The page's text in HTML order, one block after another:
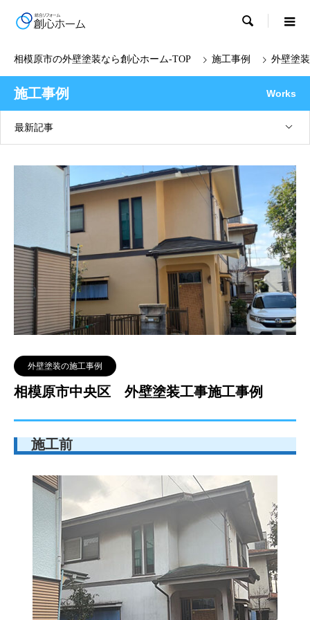

施工事例 外壁塗
施工事例 Works
最新記事
外壁塗装の施工事例
相模原市中央区 外壁塗装工事施工事例
施工前